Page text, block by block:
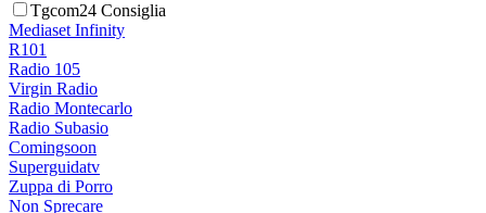
Tgcom24 Consiglia
Mediaset Infinity
R101
Radio 105
Virgin Radio
Radio Montecarlo
Radio Subasio
Comingsoon
Superguidatv
Zuppa di Porro
Non Sprecare